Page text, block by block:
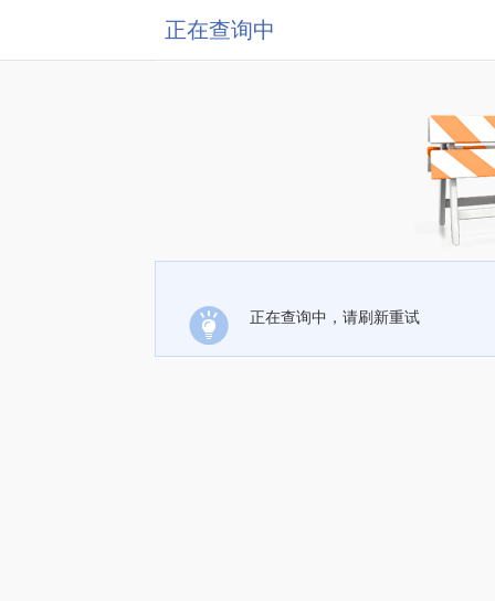
正在查询中
正在查询中，请刷新重试